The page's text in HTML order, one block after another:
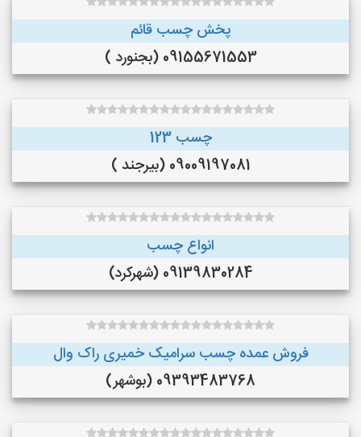
پخش چسب قائم
09155671553 (بجنورد )
چسب 123
09009197081 (بیرجند )
انواع چسب
09139830284 (شهرکرد)
فروش عمده چسب سرامیک خمیری راک وال
09393483768 (بوشهر)